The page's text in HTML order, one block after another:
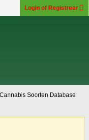
Login of Registreer
Cannabis Soorten Database